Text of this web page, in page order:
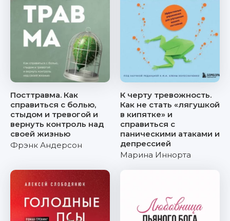
Посттравма. Как
справиться с болью,
стыдом и тревогой и
вернуть контроль над
своей жизнью
Фрэнк Андерсон
К черту тревожность.
Как не стать «лягушкой
в кипятке» и
справиться с
паническими атаками и
депрессией
Марина Иннорта